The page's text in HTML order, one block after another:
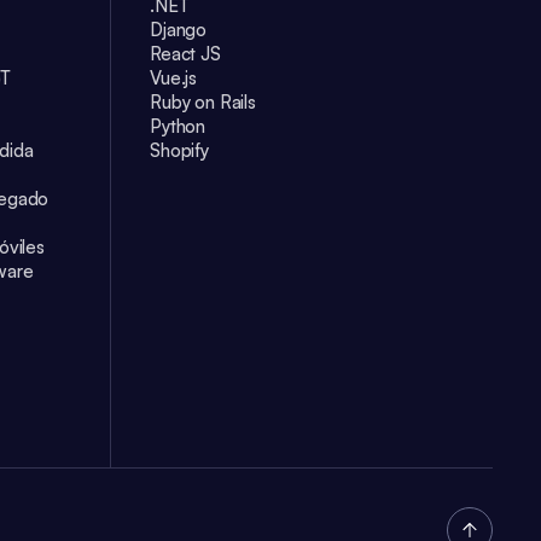
.NET
Django
React JS
Vue.js
Ruby on Rails
Python
Shopify